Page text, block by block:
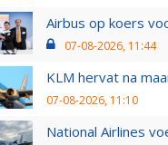
Airbus op koers
07-08-2026, 11:44
KLM hervat na
07-08-2026, 11:10
National Airlines